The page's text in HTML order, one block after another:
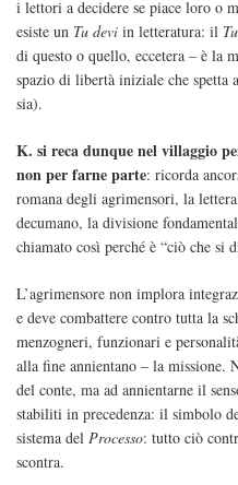
i lettori a decidere se piace loro o
esiste un Tu devi in letteratura: il
di questo o quello, eccetera – è la
spazio di libertà iniziale che spetta
sia).
K. si reca dunque nel villaggio
non per farne parte: ricorda
romana degli agrimensori, la
decumano, la divisione
chiamato così perché è “ciò che si
L’agrimensore non implora
e deve combattere contro tutta la
menzogneri, funzionari e
alla fine annientano – la missione.
del conte, ma ad annientarne il
stabiliti in precedenza: il simbolo
sistema del Processo: tutto ciò
scontra.